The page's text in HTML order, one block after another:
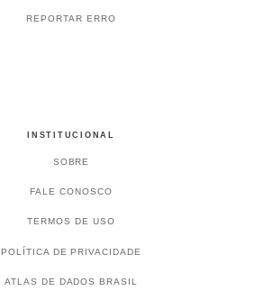
REPORTAR ERRO
INSTITUCIONAL
SOBRE
FALE CONOSCO
TERMOS DE USO
POLÍTICA DE PRIVACIDADE
ATLAS DE DADOS BRASIL